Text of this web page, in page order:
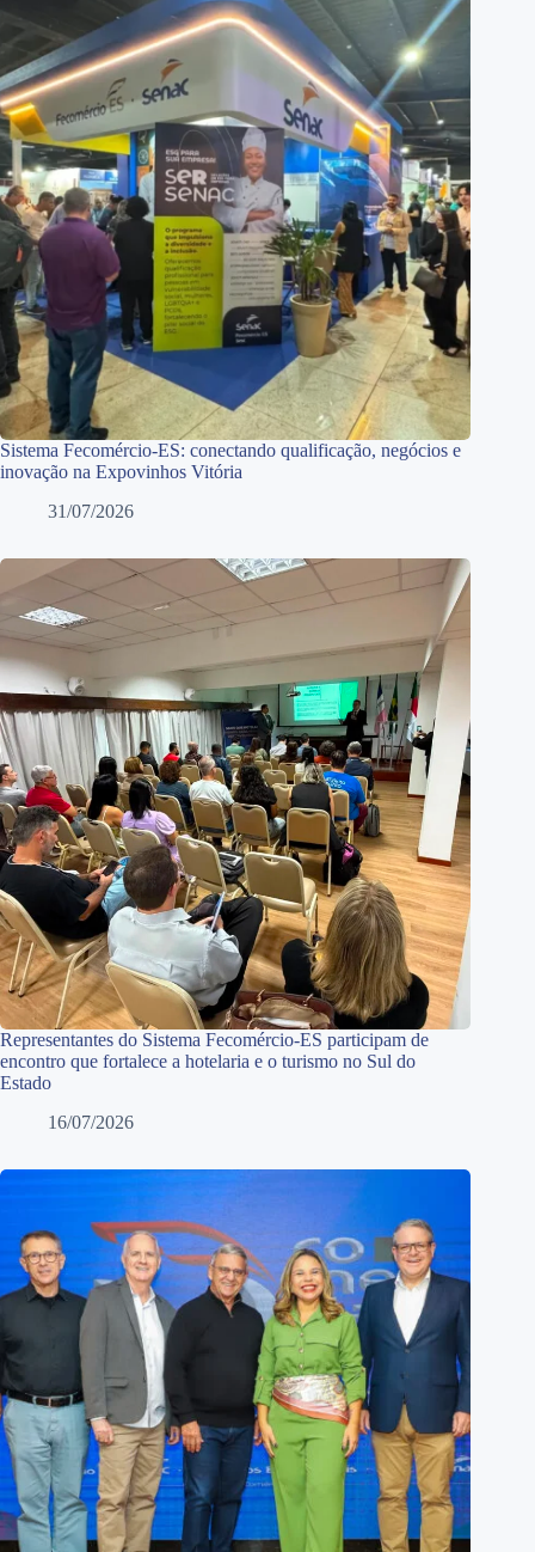
Sistema Fecomércio-ES: conectando qualificação, negócios e
inovação na Expovinhos Vitória
31/07/2026
Representantes do Sistema Fecomércio-ES participam de
encontro que fortalece a hotelaria e o turismo no Sul do
Estado
16/07/2026